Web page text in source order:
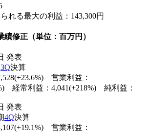
れる最大の利益：143,300円
修正（単位：百万円）
発表
3Q決算
営業利益：
経常利益：4,041(+218%) 純利益：
発表
4Q決算
営業利益：